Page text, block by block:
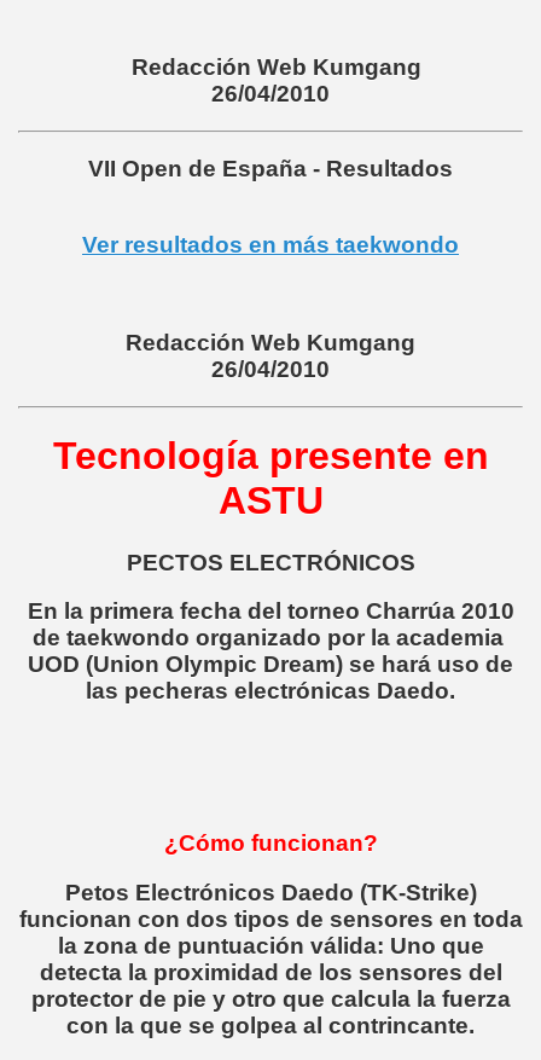
Redacción Web Kumgang
26/04/2010
VII Open de España - Resultados
Ver resultados en más taekwondo
Redacción Web Kumgang
26/04/2010
Tecnología presente en
ASTU
PECTOS ELECTRÓNICOS
En la primera fecha del torneo Charrúa 2010
de taekwondo organizado por la academia
UOD (Union Olympic Dream) se hará uso de
las pecheras electrónicas Daedo.
¿Cómo funcionan?
Petos Electrónicos Daedo (TK-Strike)
funcionan con dos tipos de sensores en toda
la zona de puntuación válida: Uno que
detecta la proximidad de los sensores del
protector de pie y otro que calcula la fuerza
con la que se golpea al contrincante.